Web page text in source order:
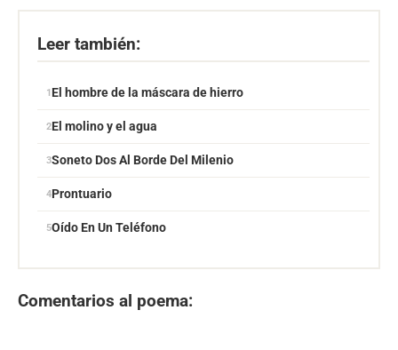
Leer también:
El hombre de la máscara de hierro
El molino y el agua
Soneto Dos Al Borde Del Milenio
Prontuario
Oído En Un Teléfono
Comentarios al poema: